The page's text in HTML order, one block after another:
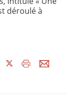
déroulé à